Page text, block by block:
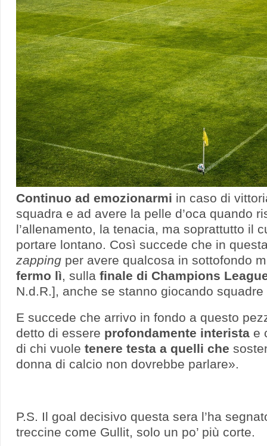
Continuo ad emozionarmi in caso di
squadra e ad avere la pelle d’oca quando
l’allenamento, la tenacia, ma soprattutto il
portare lontano. Così succede che in
zapping per avere qualcosa in sottofondo
fermo lì, sulla finale di Champions
N.d.R.], anche se stanno giocando
E succede che arrivo in fondo a questo
detto di essere profondamente interista e
di chi vuole tenere testa a quelli che
donna di calcio non dovrebbe parlare».
P.S. Il goal decisivo questa sera l’ha
treccine come Gullit, solo un po’ più corte.